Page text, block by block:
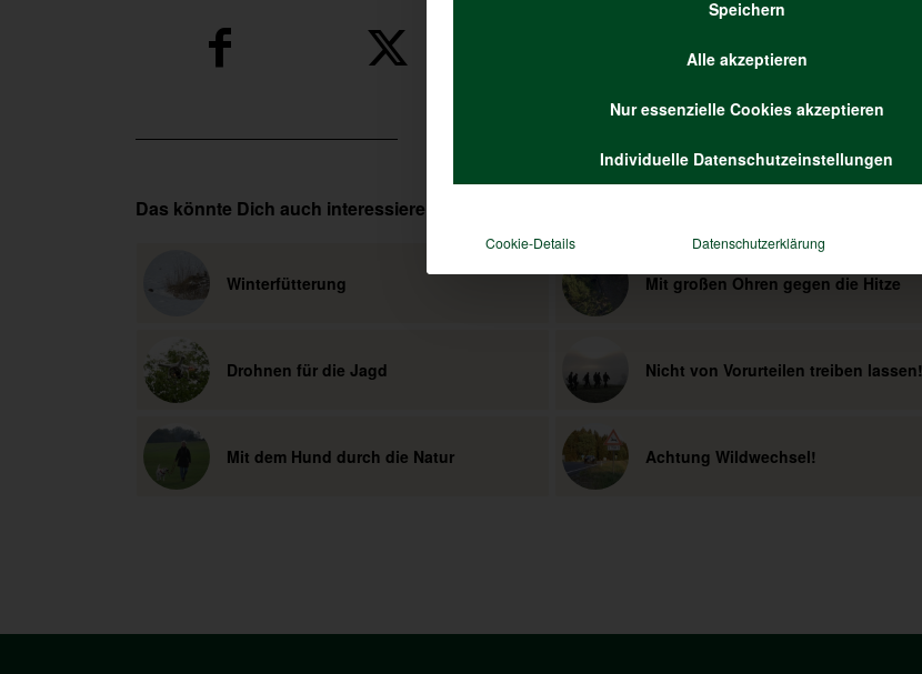
Das könnte Dich auch interessieren
Winterfütterung Mit großen Ohren gegen die Hitze
Drohnen für die Jagd Nicht von Vorurteilen treiben lassen!
Mit dem Hund durch die Natur Achtung Wildwechsel!
Speichern
Alle akzeptieren
Nur essenzielle Cookies akzeptieren
Individuelle Datenschutzeinstellungen
Cookie-Details Datenschutzerklärung